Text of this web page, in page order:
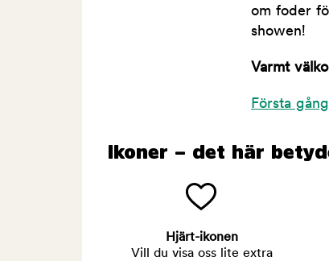
om foder
showen!
Varmt
Första
Ikoner – det här
Hjärt-ikonen
Vill du visa oss lite extra